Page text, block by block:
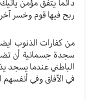
دائما يتفق مؤمن
ربح فيها قوم وخسر
من كفارات الذنوب
سجدة جسمانية أن
الباطني عندما يسجد
في الآفاق وفي